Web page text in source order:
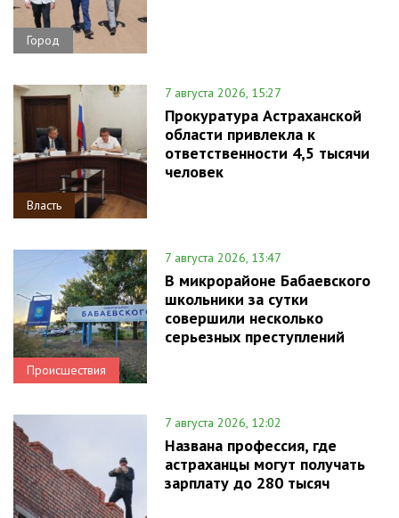
Город
Власть
7 августа 2026, 15:27
Прокуратура Астраханской
области привлекла к
ответственности 4,5 тысячи
человек
Происшествия
7 августа 2026, 13:47
В микрорайоне Бабаевского
школьники за сутки
совершили несколько
серьезных преступлений
7 августа 2026, 12:02
Названа профессия, где
астраханцы могут получать
зарплату до 280 тысяч